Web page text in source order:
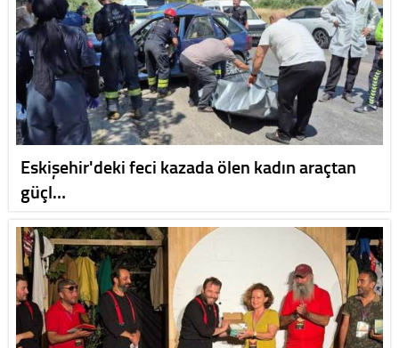
Eskişehir'deki feci kazada ölen kadın araçtan
güçl…